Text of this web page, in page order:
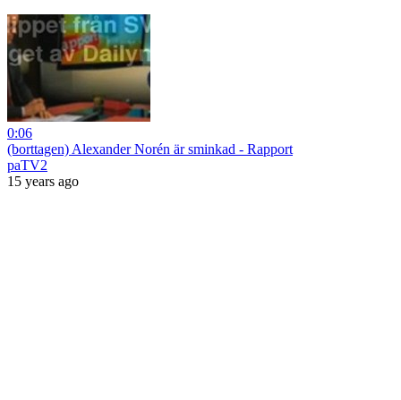
0:06
(borttagen) Alexander Norén är sminkad - Rapport
paTV2
15 years ago